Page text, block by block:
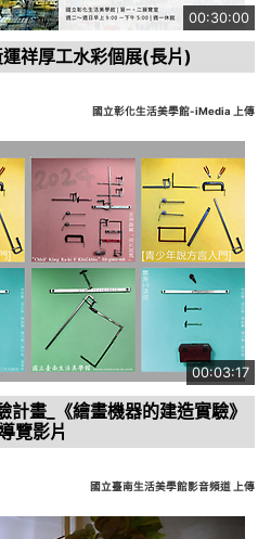
00:30:00
祥厚工水彩個展(長片)
國立彰化生活美學館-iMedia 上傳
00:03:17
畫_《繪畫機器的建造實驗》
導覽影片
國立臺南生活美學館影音頻道 上傳